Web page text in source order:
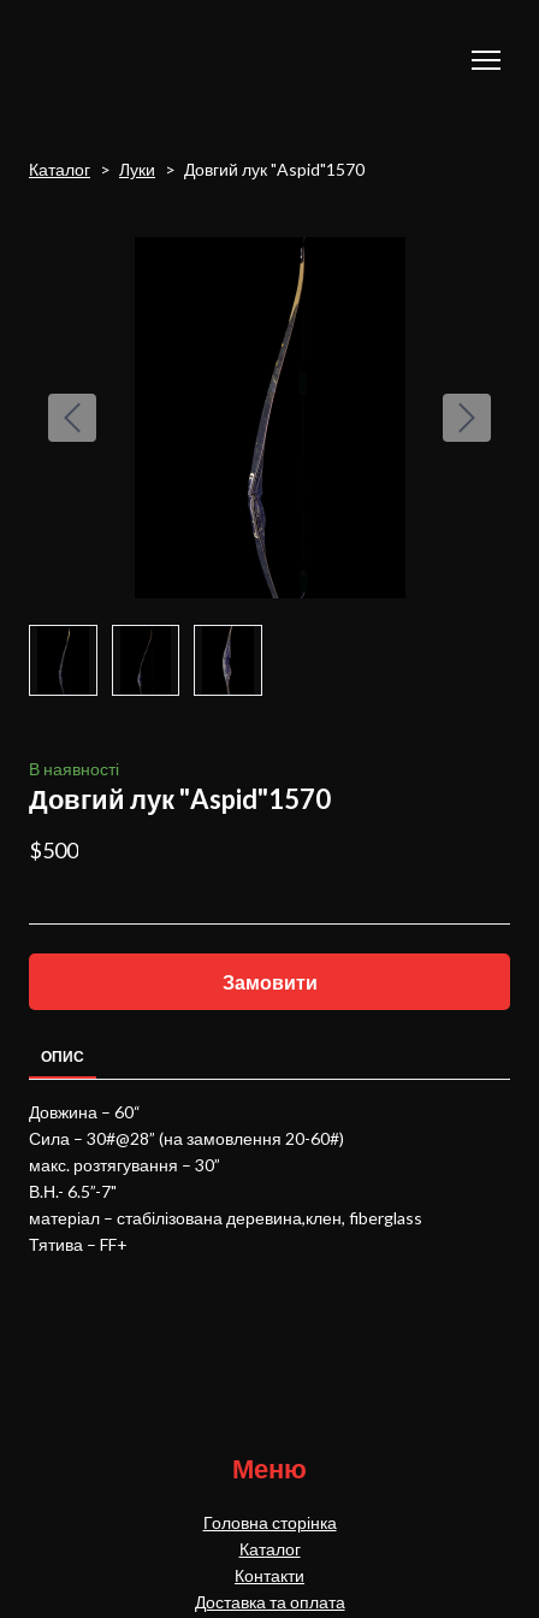
Каталог Луки Довгий лук "Aspid"1570
В наявності
Довгий лук "Aspid"1570
$500
Замовити
ОПИС
Довжина – 60“
Сила – 30#@28” (на замовлення 20-60#)
макс. розтягування – 30”
В.Н.- 6.5”-7"
матеріал – стабілізована деревина,клен, fiberglass
Тятива – FF+
Меню
Головна сторінка
Каталог
Контакти
Доставка та оплата